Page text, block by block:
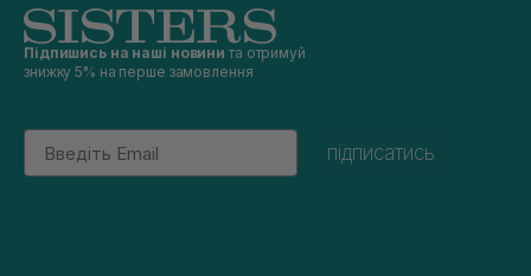
Підпишись на наші новини та отримуй
знижку 5% на перше замовлення
Email
підписатись